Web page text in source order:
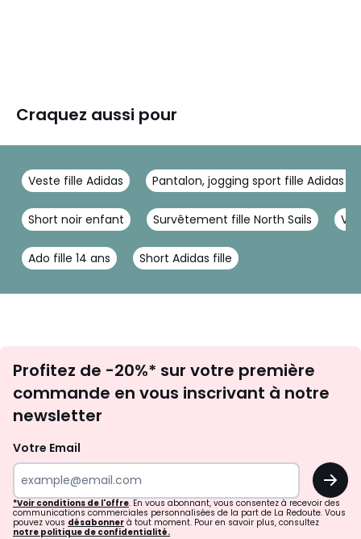
Craquez aussi pour
Veste fille Adidas Pantalon, jogging sport fille Adidas
Short noir enfant Survêtement fille North Sails
Ado fille 14 ans Short Adidas fille
newsletter
Profitez de -20%* sur votre première
commande en vous inscrivant à notre
newsletter
Votre Email
OK
*Voir conditions de l'offre. En vous abonnant, vous consentez à recevoir des
communications commerciales personnalisées de la part de La Redoute. Vous
pouvez vous désabonner à tout moment. Pour en savoir plus, consultez
notre politique de confidentialité.